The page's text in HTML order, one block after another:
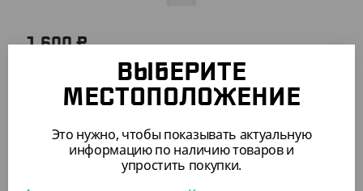
1 600 ₽
Набор "ПРЕМИУМ" 2/1, прозрачный (вилка, салфетка
КОР (400) УП (400)
ВЫБЕРИТЕ
МЕСТОПОЛОЖЕНИЕ
Это нужно, чтобы показывать актуальную
информацию по наличию товаров и
упростить покупки.